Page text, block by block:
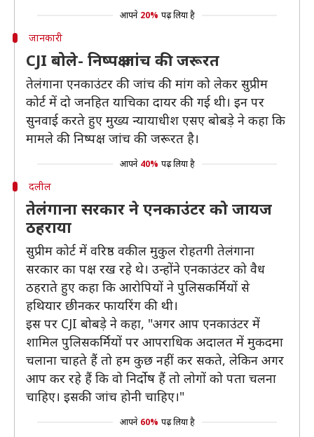
आपने 20% पढ़ लिया है
जानकारी
CJI बोले- निष्पक्ष जांच की जरूरत
तेलंगाना एनकाउंटर की जांच की मांग को लेकर सुप्रीम
कोर्ट में दो जनहित याचिका दायर की गई थी। इन पर
सुनवाई करते हुए मुख्य न्यायाधीश एसए बोबड़े ने कहा कि
मामले की निष्पक्ष जांच की जरूरत है।
आपने 40% पढ़ लिया है
दलील
तेलंगाना सरकार ने एनकाउंटर को जायज
ठहराया
सुप्रीम कोर्ट में वरिष्ठ वकील मुकुल रोहतगी तेलंगाना
सरकार का पक्ष रख रहे थे। उन्होंने एनकाउंटर को वैध
ठहराते हुए कहा कि आरोपियों ने पुलिसकर्मियों से
हथियार छीनकर फायरिंग की थी।
इस पर CJI बोबड़े ने कहा, "अगर आप एनकाउंटर में
शामिल पुलिसकर्मियों पर आपराधिक अदालत में मुकदमा
चलाना चाहते हैं तो हम कुछ नहीं कर सकते, लेकिन अगर
आप कर रहे हैं कि वो निर्दोष हैं तो लोगों को पता चलना
चाहिए। इसकी जांच होनी चाहिए।"
आपने 60% पढ़ लिया है